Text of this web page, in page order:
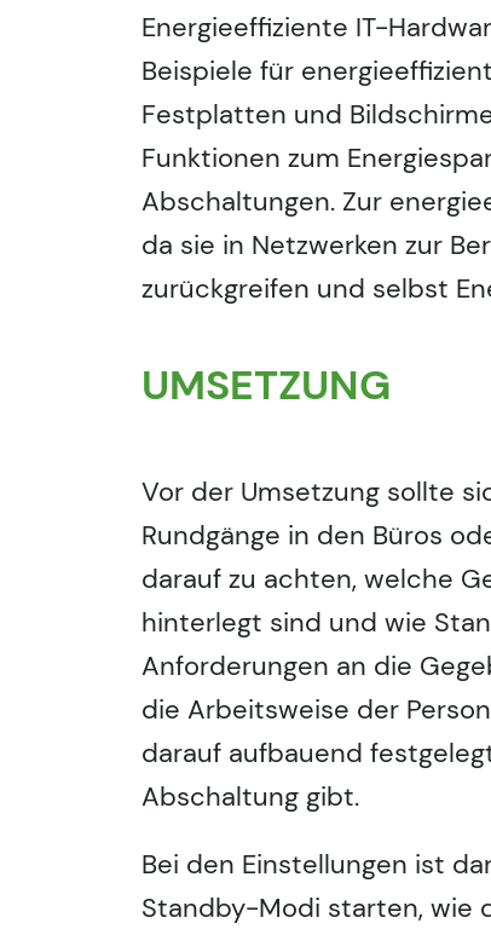
Energieeffiziente IT-
Beispiele für
Festplatten und
Funktionen zum
Abschaltungen. Zur
da sie in Netzwerken zur
zurückgreifen und selbst
UMSETZUNG
Vor der Umsetzung sollte
Rundgänge in den Büros
darauf zu achten, welche
hinterlegt sind und wie
Anforderungen an die
die Arbeitsweise der
darauf aufbauend
Abschaltung gibt.
Bei den Einstellungen ist
Standby-Modi starten, wie